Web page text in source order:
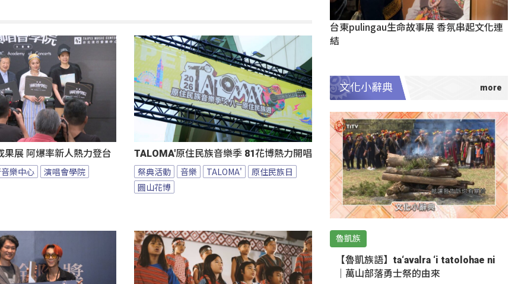
果展 阿爆率新人熱力登台
樂中心 演唱會學院
TALOMA'原住民族音樂季 81花博熱力開唱
祭典活動 音樂 TALOMA'
原住民族日
圓山花博
台東pulingau生命故事展 香氛串起文化連
結
文化小辭典
魯凱族
【魯凱族語】ta‘avalra ‘i tatolohae ni
｜萬山部落勇士祭的由來